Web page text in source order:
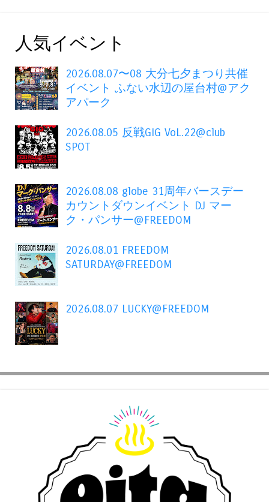
人気イベント
2026.08.07〜08 大分七夕まつり共催
イベント ふない水辺の屋台村@アク
アパーク
2026.08.05 反戦GIG VoL.22@club
SPOT
2026.08.08 globe 31周年バースデー
カウントダウンイベント DJ マー
ク・パンサー@FREEDOM
2026.08.01 FREEDOM
SATURDAY@FREEDOM
2026.08.07 LUCKY@FREEDOM